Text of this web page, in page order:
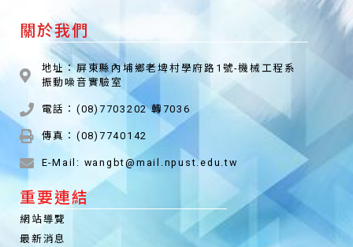
關於我們
地址：屏東縣內埔鄉老埤村學府路1號-機械工程系
振動噪音實驗室
電話：(08)7703202 轉7036
傳真：(08)7740142
E-Mail: wangbt@mail.npust.edu.tw
重要連結
網站導覽
最新消息